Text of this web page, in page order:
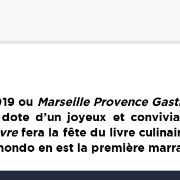
ou Marseille Provence
d’un joyeux et
fera la fête du livre
en est la première